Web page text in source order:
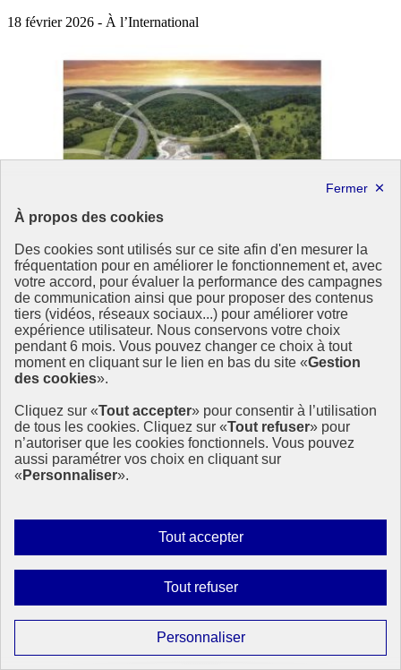
À propos des cookies
Des cookies sont utilisés sur ce site afin d'en mesurer la
fréquentation pour en améliorer le fonctionnement et, avec
votre accord, pour évaluer la performance des campagnes
de communication ainsi que pour proposer des contenus
tiers (vidéos, réseaux sociaux...) pour améliorer votre
expérience utilisateur. Nous conservons votre choix
pendant 6 mois. Vous pouvez changer ce choix à tout
moment en cliquant sur le lien en bas du site «Gestion
des cookies».
Cliquez sur «Tout accepter» pour consentir à l’utilisation
de tous les cookies. Cliquez sur «Tout refuser» pour
n’autoriser que les cookies fonctionnels. Vous pouvez
aussi paramétrer vos choix en cliquant sur
« Personnaliser».
Tout accepterAutoriser
tous
Tout refuserInterdire
tous
PersonnaliserParamétrer
les
18 février 2026 - À l’International
Vers un avenir énergétique propre : comprendre la
Journée internationale des énergies propres
Nations Unies rappellent que l’accès à une énergie fiable, abordable
et durable est un levier essentiel pour réduire les inégalités et
29 janvier 2026 - À l’International